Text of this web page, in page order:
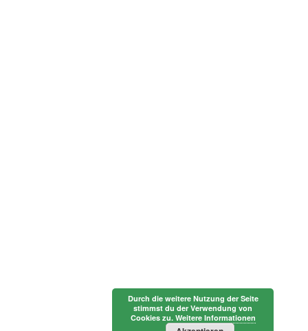
Durch die weitere Nutzung der Seite
stimmst du der Verwendung von
Cookies zu. Weitere Informationen